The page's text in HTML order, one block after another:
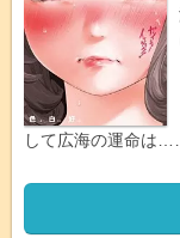
して広海の運命は